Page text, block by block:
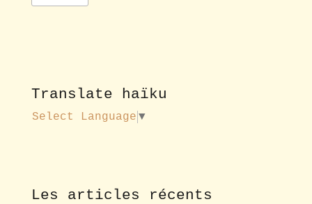
l
o
u
s
e
Translate haïku
Select Language ▼
Les articles récents